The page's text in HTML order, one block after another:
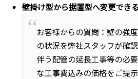
壁掛け型から据置型へ変更でき
お客様からの質問：壁の強
の状況を弊社スタッフが確
伴う配管の延長工事等の必
な工事費込みの価格をご提示